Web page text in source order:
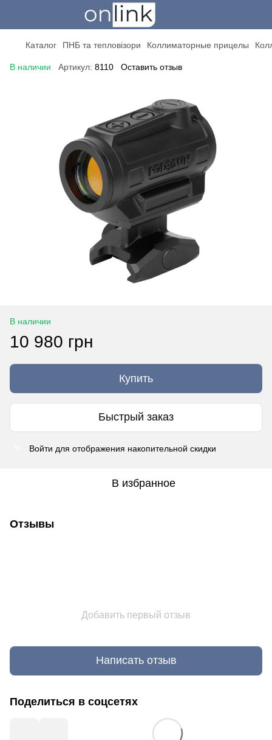
Каталог ПНБ та тепловізори Коллиматорные прицелы
В наличии Артикул: 8110 Оставить отзыв
В наличии
10 980 грн
Купить
Быстрый заказ
Войти для отображения накопительной скидки
В избранное
Отзывы
Добавить первый отзыв
Написать отзыв
Поделиться в соцсетях